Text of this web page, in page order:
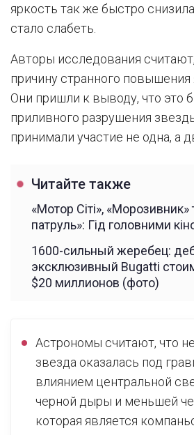
яркость так же быстро
стало слабеть.
Авторы исследования
причину странного повышения
Они пришли к выводу, что это
приливного разрушения
принимали участие не одна, а
Читайте также
«Мотор Сіті»,
патруль»: Гід головними
1600-сильный жеребец:
эксклюзивный Bugatti
$20 миллионов (фото)
Астрономы считают, что
звезда оказалась под
влиянием центральной
черной дыры и меньшей
которая является